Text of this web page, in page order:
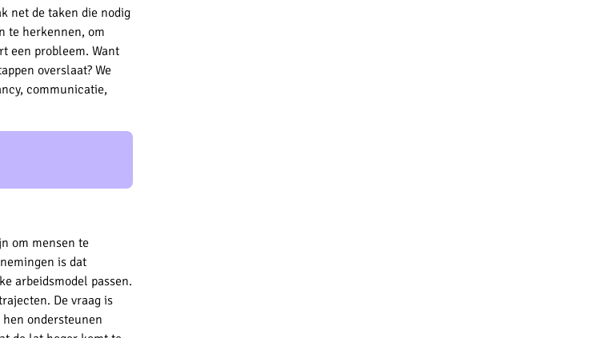
net de taken die nodig
te herkennen, om
een probleem. Want
overslaat? We
communicatie,
om mensen te
is dat
arbeidsmodel passen.
De vraag is
ondersteunen